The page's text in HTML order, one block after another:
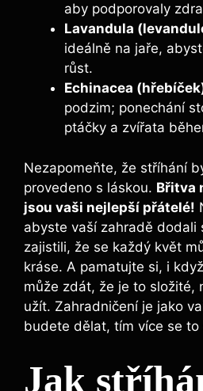
aby podporovaly
Lavandula
ideálně na jaře,
růst.
Echinacea
podzim; ponechání
ptáčky a zvířata
Nezapomeňte, že stříhání
provedeno s láskou. Břitva
jsou vaši nejlepší přátelé!
abyste vaší zahradě dodali
zajistili, že se každý květ
kráse. A pamatujte si, i
může zdát, že je to složité,
užít. Zahradničení je jako
budete dělat, tím více se to
Jak